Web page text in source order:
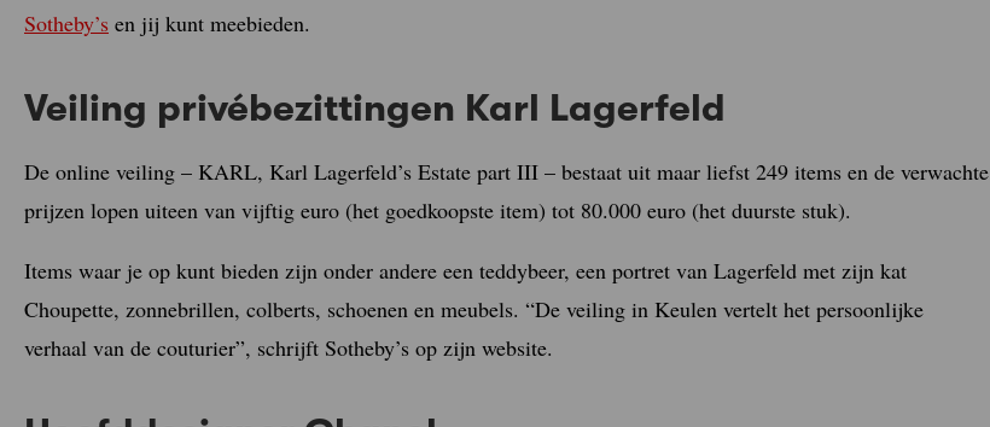
Sotheby’s en jij kunt meebieden.
Veiling privébezittingen Karl Lagerfeld
De online veiling – KARL, Karl Lagerfeld’s Estate part III – bestaat uit maar liefst 249 items en de verwachte
prijzen lopen uiteen van vijftig euro (het goedkoopste item) tot 80.000 euro (het duurste stuk).
Items waar je op kunt bieden zijn onder andere een teddybeer, een portret van Lagerfeld met zijn kat
Choupette, zonnebrillen, colberts, schoenen en meubels. “De veiling in Keulen vertelt het persoonlijke
verhaal van de couturier”, schrijft Sotheby’s op zijn website.